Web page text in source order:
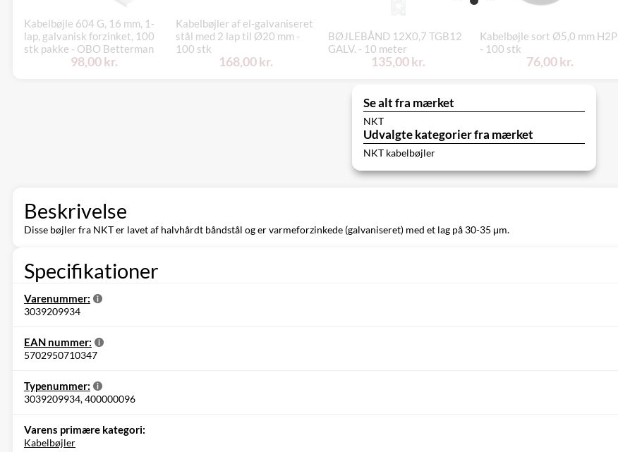
Kabelbøjle 604 G, 16 mm, 1-
lap, galvanisk forzinket, 100
stk pakke - OBO Betterman
98,00 kr.
Kabelbøjler af el-galvaniseret
stål med 2 lap til Ø20 mm -
100 stk
168,00 kr.
BØJLEBÅND 12X0,7 TGB12
GALV. - 10 meter
135,00 kr.
Kabelbøjle sort Ø5,0 mm H2P
- 100 stk
76,00 kr.
Se alt fra mærket
NKT
Udvalgte kategorier fra mærket
NKT kabelbøjler
Beskrivelse
Disse bøjler fra NKT er lavet af halvhårdt båndstål og er varmeforzinkede (galvaniseret) med et lag på 30-35 μm.
Specifikationer
Varenummer:
3039209934
EAN nummer:
5702950710347
Typenummer:
3039209934, 400000096
Varens primære kategori:
Kabelbøjler